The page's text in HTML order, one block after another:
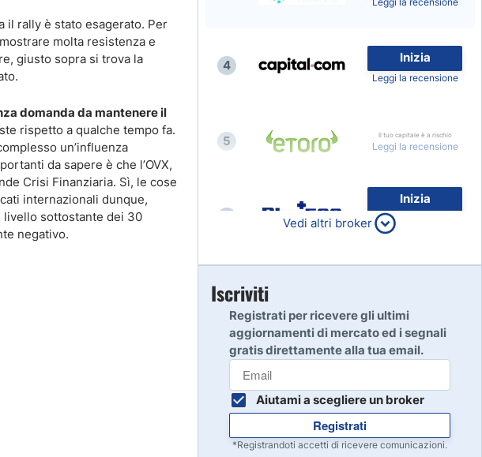
il rally è stato esagerato. Per
molta resistenza e
giusto sopra si trova la
domanda da mantenere il
rispetto a qualche tempo fa.
un’influenza
da sapere è che l’OVX,
Crisi Finanziaria. Sì, le cose
internazionali dunque,
livello sottostante dei 30
negativo.
4
Inizia
Leggi la recensione
5 Il tuo capitale è a rischio
Leggi la recensione
Inizia
80% dei conti al dettaglio di
CFD perdono denaro
7
Inizia
Inizia
Vedi altri broker
Iscriviti
Registrati per ricevere gli ultimi
aggiornamenti di mercato ed i segnali
gratis direttamente alla tua email.
Aiutami a scegliere un broker
Registrati
*Registrandoti accetti di ricevere comunicazioni.